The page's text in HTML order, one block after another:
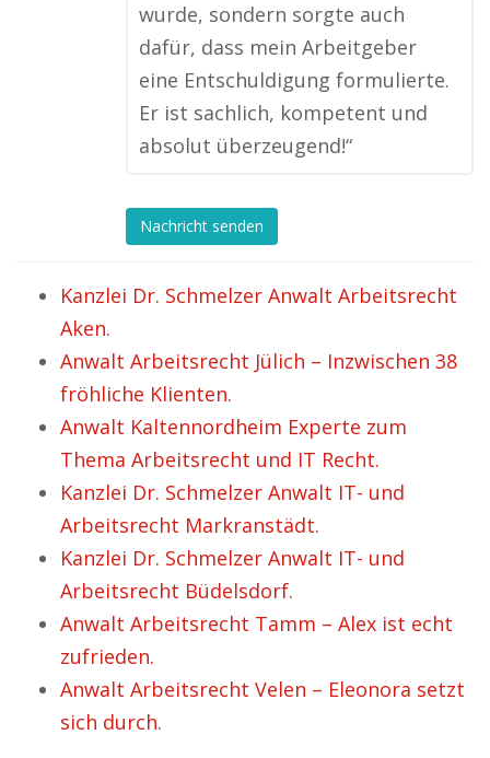
wurde, sondern sorgte auch
dafür, dass mein Arbeitgeber
eine Entschuldigung formulierte.
Er ist sachlich, kompetent und
absolut überzeugend!“
Nachricht senden
Kanzlei Dr. Schmelzer Anwalt Arbeitsrecht
Aken.
Anwalt Arbeitsrecht Jülich – Inzwischen 38
fröhliche Klienten.
Anwalt Kaltennordheim Experte zum
Thema Arbeitsrecht und IT Recht.
Kanzlei Dr. Schmelzer Anwalt IT- und
Arbeitsrecht Markranstädt.
Kanzlei Dr. Schmelzer Anwalt IT- und
Arbeitsrecht Büdelsdorf.
Anwalt Arbeitsrecht Tamm – Alex ist echt
zufrieden.
Anwalt Arbeitsrecht Velen – Eleonora setzt
sich durch.